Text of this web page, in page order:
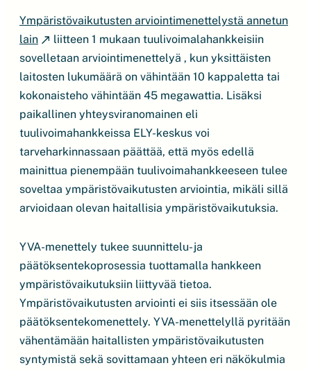
Ympäristövaikutusten arviointimenettelystä annetun
lain
liitteen 1 mukaan tuulivoimalahankkeisiin
sovelletaan arviointimenettelyä , kun yksittäisten
laitosten lukumäärä on vähintään 10 kappaletta tai
kokonaisteho vähintään 45 megawattia. Lisäksi
paikallinen yhteysviranomainen eli
tuulivoimahankkeissa ELY-keskus voi
tarveharkinnassaan päättää, että myös edellä
mainittua pienempään tuulivoimahankkeeseen tulee
soveltaa ympäristövaikutusten arviointia, mikäli sillä
arvioidaan olevan haitallisia ympäristövaikutuksia.
YVA-menettely tukee suunnittelu- ja
päätöksentekoprosessia tuottamalla hankkeen
ympäristövaikutuksiin liittyvää tietoa.
Ympäristövaikutusten arviointi ei siis itsessään ole
päätöksentekomenettely. YVA-menettelyllä pyritään
vähentämään haitallisten ympäristövaikutusten
syntymistä sekä sovittamaan yhteen eri näkökulmia